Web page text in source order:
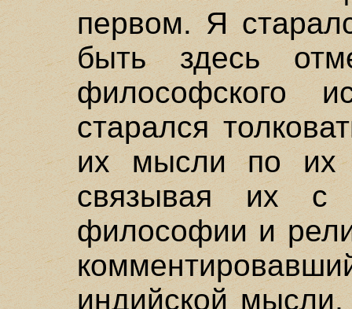
первом. Я
быть здесь
философского
старался
их мысли по их
связывая их с
философии и
индийской